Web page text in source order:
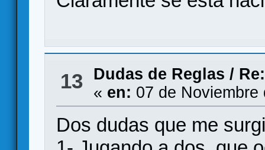
13 Dudas de Reglas /
« en: 07 de
Dos dudas que me